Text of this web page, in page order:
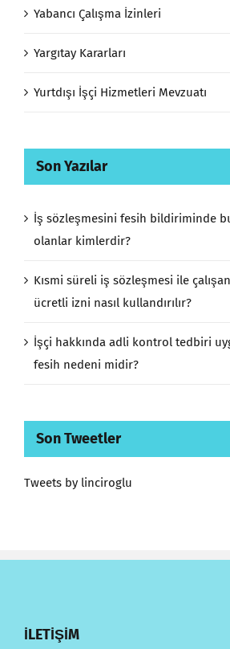
Yabancı Çalışma İzinleri
Yargıtay Kararları
Yurtdışı İşçi Hizmetleri Mevzuatı
Son Yazılar
İş sözleşmesini fesih bildiriminde
olanlar kimlerdir?
Kısmi süreli iş sözleşmesi ile
ücretli izni nasıl kullandırılır?
İşçi hakkında adli kontrol tedbiri
fesih nedeni midir?
Son Tweetler
Tweets by linciroglu
İLETİŞİM